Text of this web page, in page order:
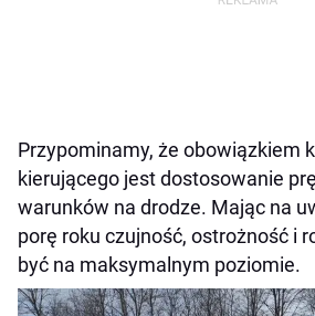
Przypominamy, że obowiązkiem
kierującego jest dostosowanie
warunków na drodze. Mając na
porę roku czujność, ostrożność i
być na maksymalnym poziomie.